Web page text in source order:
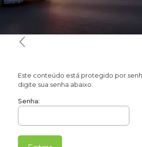
Este conteúdo está protegido por
digite sua senha abaixo.
Senha: